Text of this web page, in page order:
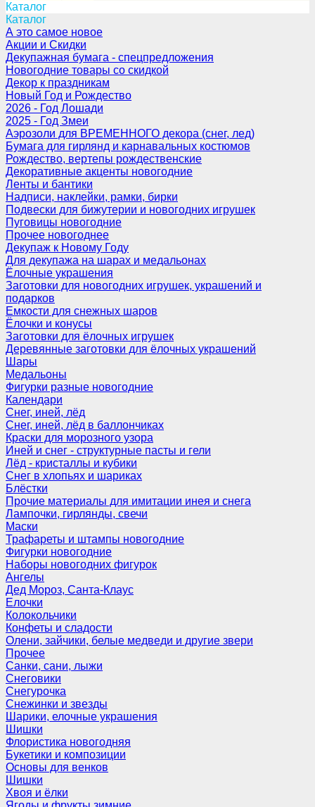
Каталог
Каталог
А это самое новое
Акции и Скидки
Декупажная бумага - спецпредложения
Новогодние товары со скидкой
Декор к праздникам
Новый Год и Рождество
2026 - Год Лошади
2025 - Год Змеи
Аэрозоли для ВРЕМЕННОГО декора (снег, лед)
Бумага для гирлянд и карнавальных костюмов
Рождество, вертепы рождественские
Декоративные акценты новогодние
Ленты и бантики
Надписи, наклейки, рамки, бирки
Подвески для бижутерии и новогодних игрушек
Пуговицы новогодние
Прочее новогоднее
Декупаж к Новому Году
Для декупажа на шарах и медальонах
Ёлочные украшения
Заготовки для новогодних игрушек, украшений и
подарков
Емкости для снежных шаров
Ёлочки и конусы
Заготовки для ёлочных игрушек
Деревянные заготовки для ёлочных украшений
Шары
Медальоны
Фигурки разные новогодние
Календари
Снег, иней, лёд
Снег, иней, лёд в баллончиках
Краски для морозного узора
Иней и снег - структурные пасты и гели
Лёд - кристаллы и кубики
Снег в хлопьях и шариках
Блёстки
Прочие материалы для имитации инея и снега
Лампочки, гирлянды, свечи
Маски
Трафареты и штампы новогодние
Фигурки новогодние
Наборы новогодних фигурок
Ангелы
Дед Мороз, Санта-Клаус
Елочки
Колокольчики
Конфеты и сладости
Олени, зайчики, белые медведи и другие звери
Прочее
Санки, сани, лыжи
Снеговики
Снегурочка
Снежинки и звезды
Шарики, елочные украшения
Шишки
Флористика новогодняя
Букетики и композиции
Основы для венков
Шишки
Хвоя и ёлки